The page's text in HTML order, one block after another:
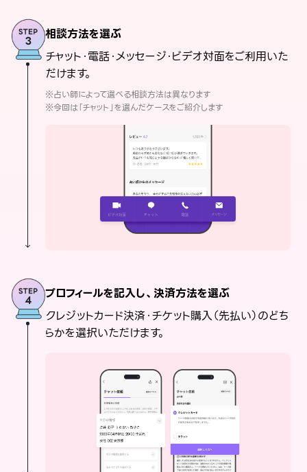
相談方法を選ぶ
チャット・電話・メッセージ・ビデオ対面をご利用いた
だけます。
※占い師によって選べる相談方法は異なります
※今回は「チャット」を選んだケースをご紹介します
プロフィールを記入し、決済方法を選ぶ
クレジットカード決済・チケット購入（先払い）のどち
らかを選択いただけます。